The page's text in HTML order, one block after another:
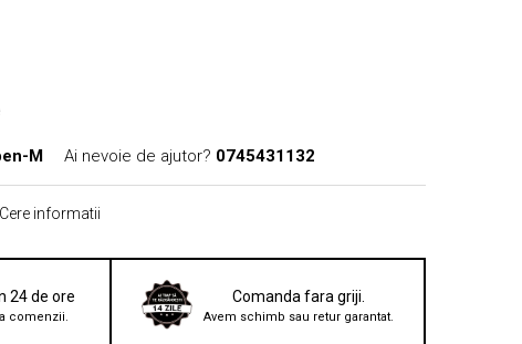
M Ai nevoie de ajutor? 0745431132
Cere informatii
24 de ore
comenzii.
Comanda fara griji.
Avem schimb sau retur garantat.